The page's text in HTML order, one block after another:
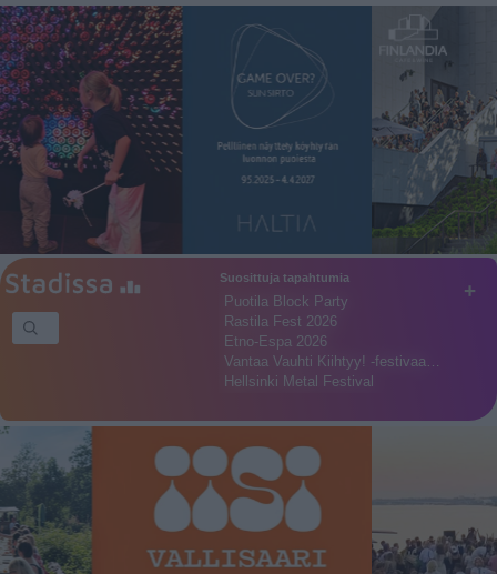
+
Suosittuja tapahtumia
Puotila Block Party
Rastila Fest 2026
Etno-Espa 2026
Vantaa Vauhti Kiihtyy! -festivaa…
Hellsinki Metal Festival